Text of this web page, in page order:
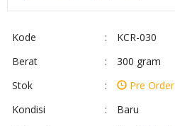
Kode :
KCR-030
Berat
:
300 gram
Stok
:
Pre Order
Kondisi
:
Baru